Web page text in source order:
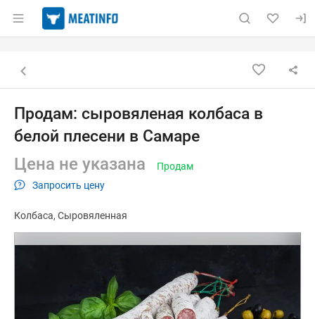
Раздел навигации по сайту meatinfo.ru
Объявление: Продам:
Навигация и управление объявлением
Назад к списку объявлений
Продам: сыровяленая колбаса в
белой плесени в Самаре
Цена не указана
Запросить цену
Продам
Колбаса Сыровяленная